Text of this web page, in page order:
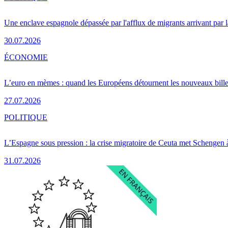
Une enclave espagnole dépassée par l'afflux de migrants arrivant par
30.07.2026
L’euro en mèmes : quand les Européens détournent les nouveaux
27.07.2026
ÉCONOMIE
L’Espagne sous pression : la crise migratoire de Ceuta met Schengen
31.07.2026
POLITIQUE